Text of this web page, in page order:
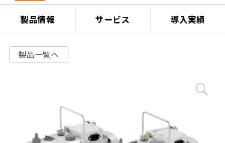
ツ
ス
キ
ッ
製品情報 サービス 導入実績
製品一覧へ